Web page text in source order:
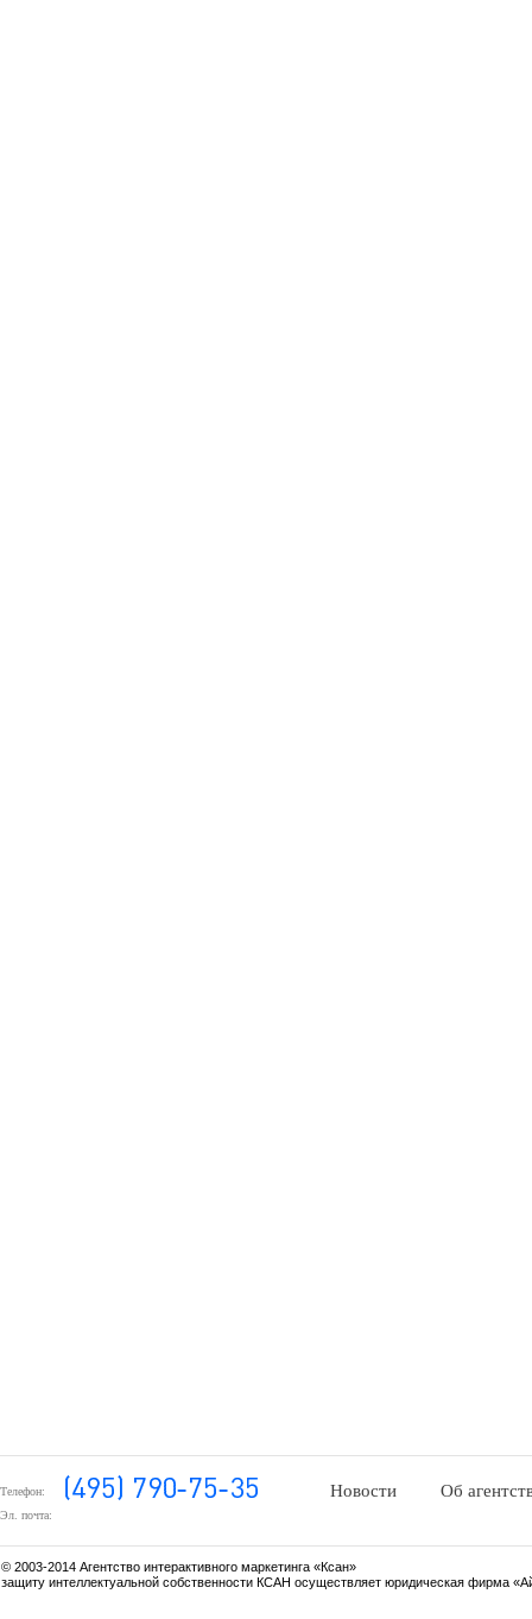
Телефон:
Эл. почта:
Новости Об
© 2003-2014 Агентство интерактивного маркетинга «Ксан»
защиту интеллектуальной собственности КСАН осуществляет юридическая фирма